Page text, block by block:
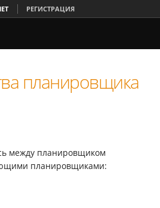
РЕГИСТРАЦИЯ
планировщика
между планировщиком
планировщиками: